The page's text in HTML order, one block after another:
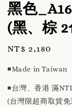
黑色
(黑、棕 2
Regular
NT$ 2,180
◾️Made in Taiwan
◾️台灣、香港 滿
(台灣限超商取貨免